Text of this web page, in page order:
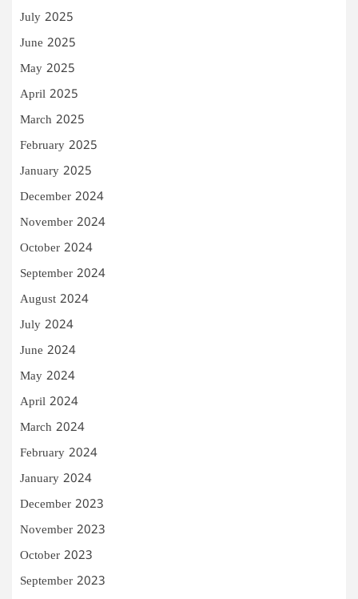
July 2025
June 2025
May 2025
April 2025
March 2025
February 2025
January 2025
December 2024
November 2024
October 2024
September 2024
August 2024
July 2024
June 2024
May 2024
April 2024
March 2024
February 2024
January 2024
December 2023
November 2023
October 2023
September 2023